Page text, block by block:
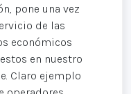
pone una vez
de las
económicos
en nuestro
Claro ejemplo